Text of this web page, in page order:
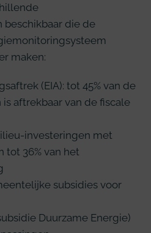
die de
maken:
(EIA): tot 45% van de
aftrekbaar van de fiscale
investeringen met
tot 36% van het
subsidies voor
Duurzame Energie)